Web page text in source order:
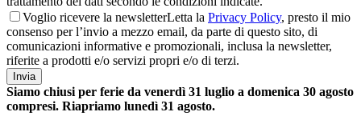
Voglio ricevere la newsletterLetta la Privacy Policy, presto il mio
consenso per l’invio a mezzo email, da parte di questo sito, di
comunicazioni informative e promozionali, inclusa la newsletter,
riferite a prodotti e/o servizi propri e/o di terzi.
Invia
Siamo chiusi per ferie da venerdì 31 luglio a domenica 30 agosto
compresi. Riapriamo lunedì 31 agosto.